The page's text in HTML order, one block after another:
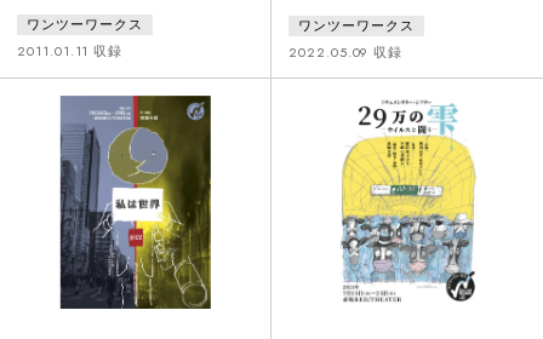
チームリーダーとして意欲に燃え
るが、営業三課から来た女性幹部
「浅間」も「私もリーダーを任さ
れている」と言う。かくしてプロ
ジェクト・チームはたちまち二分
されて徐々に対立が起こり始め、
それはパワハラ、セクハラ、誹謗
中傷、強制排除へとエスカレート
していく。果たしてチームの面々
は無事にプロジェクトを達成でき
るのか？――
ワンツーワークス
2011.01.11 収録
り、戸惑いながらもその恋人の
日々の行動確認(行確＝コウカク)
を開始する。高校教師を務めるそ
の娘はSNSによる誹謗中傷を受
け、個人情報までもがネット上に
さらされてしまう。そんなある
日、男は自分自身が見知らぬ何者
かに行確を受けていることに気が
つく……。そして娘は、誹謗中傷
の発端が意外な人物であったこと
を突き止める
ワンツーワークス
2022.05.09 収録